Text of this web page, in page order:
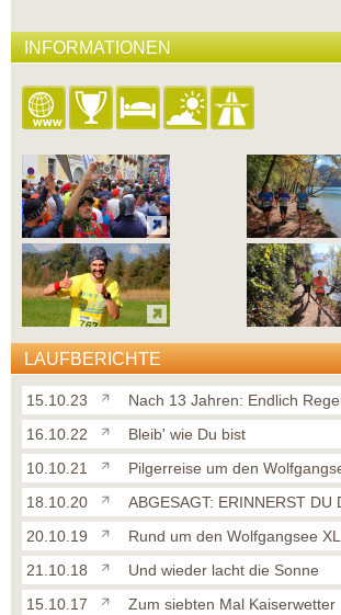
INFORMATIONEN
LAUFBERICHTE
15.10.23
Nach 13 Jahren: Endlich
16.10.22
Bleib' wie Du bist
10.10.21
Pilgerreise um den
18.10.20
ABGESAGT: ERINNERST DU
20.10.19
Rund um den Wolfgangsee XL
21.10.18
Und wieder lacht die Sonne
15.10.17
Zum siebten Mal Kaiserwetter